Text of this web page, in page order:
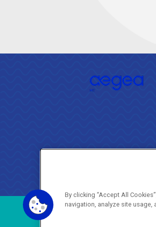
By clicking “Accept All
navigation, analyze site usage,